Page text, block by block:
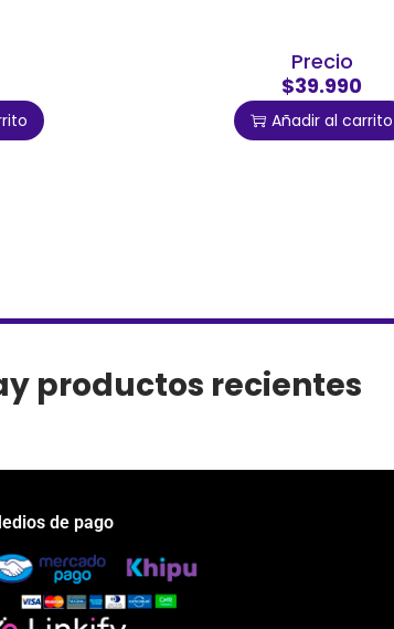
Precio
$39.990
Añadir al carrito
productos recientes
de pago